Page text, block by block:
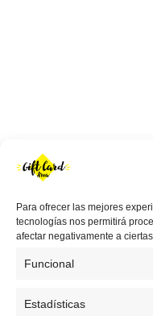
Para ofrecer las mejores
tecnologías nos permitirá
afectar negativamente a
Funcional
Estadísticas